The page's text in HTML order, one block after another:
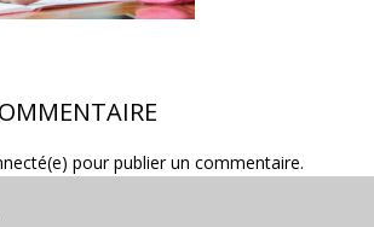
pour publier un commentaire.
Devis & contact